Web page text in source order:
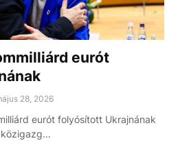
eurót
28, 2026
eurót folyósított Ukrajnának
közigazg…